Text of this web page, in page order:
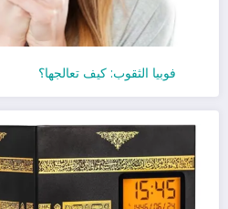
فوبيا الثقوب: كيف تعالجها؟